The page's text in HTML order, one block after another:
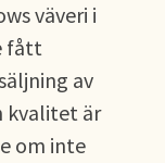
väveri i
fått
av
kvalitet är
om inte